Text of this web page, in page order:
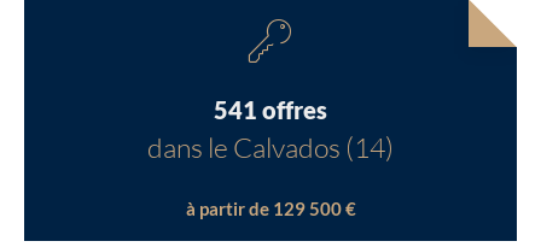
541 offres
dans le Calvados (14)
à partir de 129 500 €